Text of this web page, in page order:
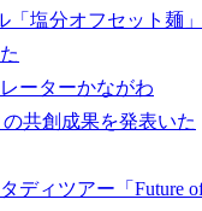
「塩分オフセット麺」
ーターかながわ
共創成果を発表いた
ディツアー「Future